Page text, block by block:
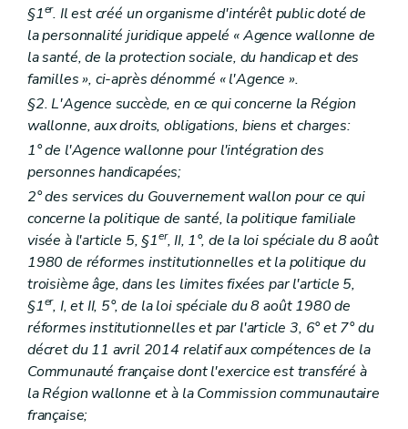
Art. 28/9
Art. 28/10
Titre
V
Contrat de gestion
Art.29
Art.29/1
Art.29/2
29/3
Art.29/4
TitreVI
Contrôle
Art.30
30/1
Art. 30/2
LivreII
Recours et Commission d'avis sur les recours
TitreI er
Dispositions générales
Art. 31
Art. 32
TitreII
Composition
Art. 33
Art. 34
Art. 35
TitreIII
Procédure de recours
Art. 36
Art. 37
§1er. Il est créé un organisme d'intérêt public doté de
la personnalité juridique appelé « Agence wallonne de
la santé, de la protection sociale, du handicap et des
familles », ci-après dénommé « l'Agence ».
§2. L'Agence succède, en ce qui concerne la Région
wallonne, aux droits, obligations, biens et charges:
1° de l'Agence wallonne pour l'intégration des
personnes handicapées;
2° des services du Gouvernement wallon pour ce qui
concerne la politique de santé, la politique familiale
visée à l'article 5, §1er, II, 1°, de la loi spéciale du 8 août
1980 de réformes institutionnelles et la politique du
troisième âge, dans les limites fixées par l'article 5,
§1er, I, et II, 5°, de la loi spéciale du 8 août 1980 de
réformes institutionnelles et par l'article 3, 6° et 7° du
décret du 11 avril 2014 relatif aux compétences de la
Communauté française dont l'exercice est transféré à
la Région wallonne et à la Commission communautaire
française;